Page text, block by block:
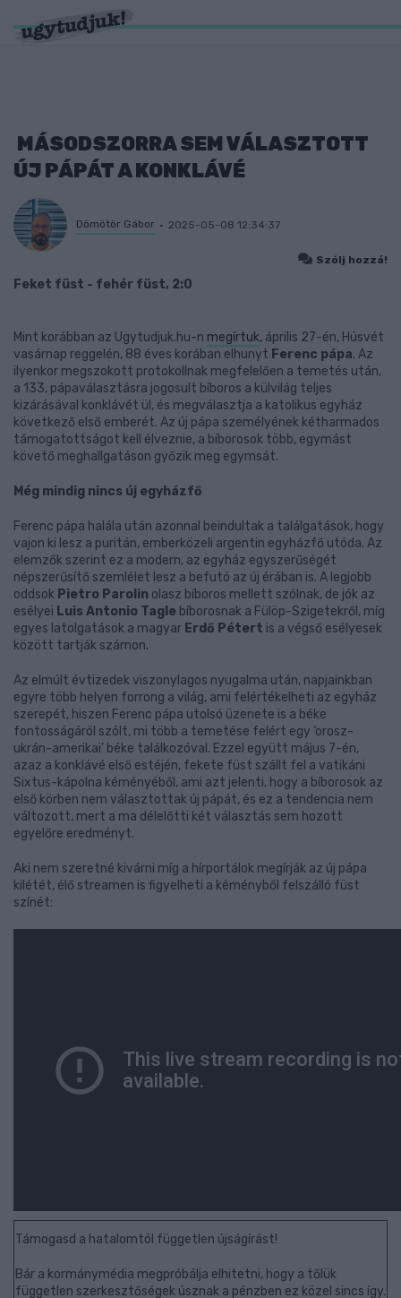
MÁSODSZORRA SEM VÁLASZTOTT
ÚJ PÁPÁT A KONKLÁVÉ
Dömötör Gábor 2025-05-08 12:34:37
Szólj hozzá!
Feket füst - fehér füst, 2:0
Mint korábban az Ugytudjuk.hu-n megírtuk, április 27-én, Húsvét
vasárnap reggelén, 88 éves korában elhunyt Ferenc pápa. Az
ilyenkor megszokott protokollnak megfelelően a temetés után,
a 133, pápaválasztásra jogosult bíboros a külvilág teljes
kizárásával konklávét ül, és megválasztja a katolikus egyház
következő első emberét. Az új pápa személyének kétharmados
támogatottságot kell élveznie, a bíborosok több, egymást
követő meghallgatáson győzik meg egymsát.
Még mindig nincs új egyházfő
Ferenc pápa halála után azonnal beindultak a találgatások, hogy
vajon ki lesz a puritán, emberközeli argentin egyházfő utóda. Az
elemzők szerint ez a modern, az egyház egyszerűségét
népszerűsítő szemlélet lesz a befutó az új érában is. A legjobb
oddsok Pietro Parolin olasz bíboros mellett szólnak, de jók az
esélyei Luis Antonio Tagle bíborosnak a Fülöp-Szigetekről, míg
egyes latolgatások a magyar Erdő Pétert is a végső esélyesek
között tartják számon.
Az elmúlt évtizedek viszonylagos nyugalma után, napjainkban
egyre több helyen forrong a világ, ami felértékelheti az egyház
szerepét, hiszen Ferenc pápa utolsó üzenete is a béke
fontosságáról szólt, mi több a temetése felért egy ‘orosz-
ukrán-amerikai’ béke találkozóval. Ezzel együtt május 7-én,
azaz a konklávé első estéjén, fekete füst szállt fel a vatikáni
Sixtus-kápolna kéményéből, ami azt jelenti, hogy a bíborosok az
első körben nem választottak új pápát, és ez a tendencia nem
változott, mert a ma délelőtti két választás sem hozott
egyelőre eredményt.
Aki nem szeretné kivárni míg a hírportálok megírják az új pápa
kilétét, élő streamen is figyelheti a kéményből felszálló füst
színét:
Támogasd a hatalomtól független újságírást!
Bár a kormánymédia megpróbálja elhitetni, hogy a tőlük
független szerkesztőségek úsznak a pénzben ez közel sincs így.